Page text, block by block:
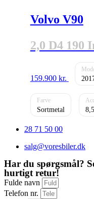
Volvo V90
2,0 D4 190
159.900 kr.
Sortmetal 8,5
28 71 50 00
salg@voresbiler.dk
Har du spørgsmål?
hurtigt retur!
Fulde navn
Telefon nr.